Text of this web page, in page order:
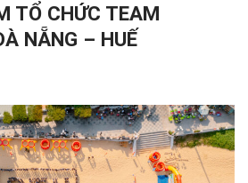
TỔ CHỨC TEAM
NẴNG – HUẾ